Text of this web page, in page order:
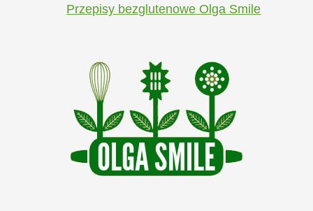
Przepisy bezglutenowe Olga Smile